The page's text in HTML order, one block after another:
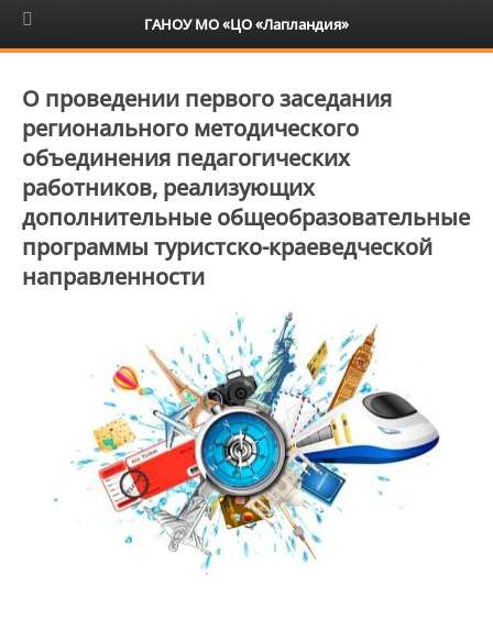
6+
О проведении первого заседания
регионального методического
объединения педагогических
работников, реализующих
дополнительные общеобразовательные
программы туристско-краеведческой
направленности
ГАНОУ МО «ЦО «Лапландия»